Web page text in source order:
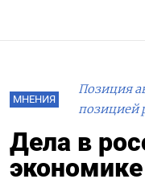
МНЕНИЯ
Позиция
позицией
Дела в